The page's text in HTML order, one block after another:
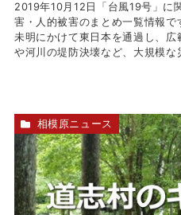
2019年10月12日「台風19号」に
害・人的被害のまとめ一覧情報で
未明にかけて東日本を通過し、
や河川の堤防決壊など、大規模
相模原ニュース